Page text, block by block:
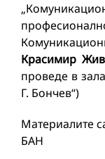
Красимир
проведе в
Г. Бончев“)
Материалите
БАН